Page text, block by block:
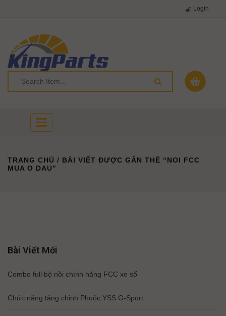
Login
Toggle
navigation
TRANG CHỦ / BÀI VIẾT ĐƯỢC GẮN THẺ “NOI FCC
MUA O DAU”
Bài Viết Mới
Combo full bộ nồi chính hãng FCC xe số
Chức năng tăng chỉnh Phuộc YSS G-Sport